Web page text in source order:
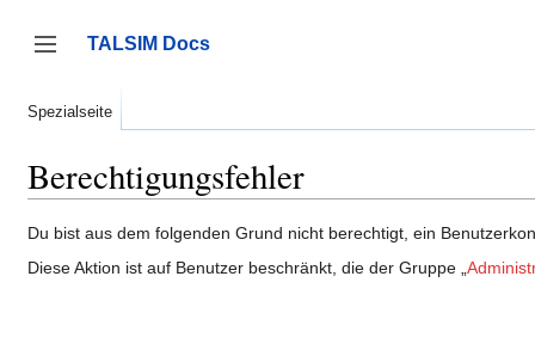
springen
Seitenleiste umschalten
TALSIM Docs
Spezialseite
Berechtigungsfehler
Du bist aus dem folgenden Grund nicht berechtigt, ein
Diese Aktion ist auf Benutzer beschränkt, die der Gruppe „